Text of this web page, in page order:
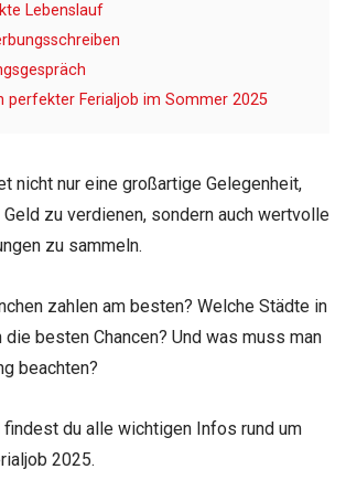
Lebenslauf
perfekter Ferialjob im Sommer 2025
nicht nur eine großartige Gelegenheit,
zu verdienen, sondern auch wertvolle
zu sammeln.
zahlen am besten? Welche Städte in
besten Chancen? Und was muss man
beachten?
findest du alle wichtigen Infos rund um
2025.